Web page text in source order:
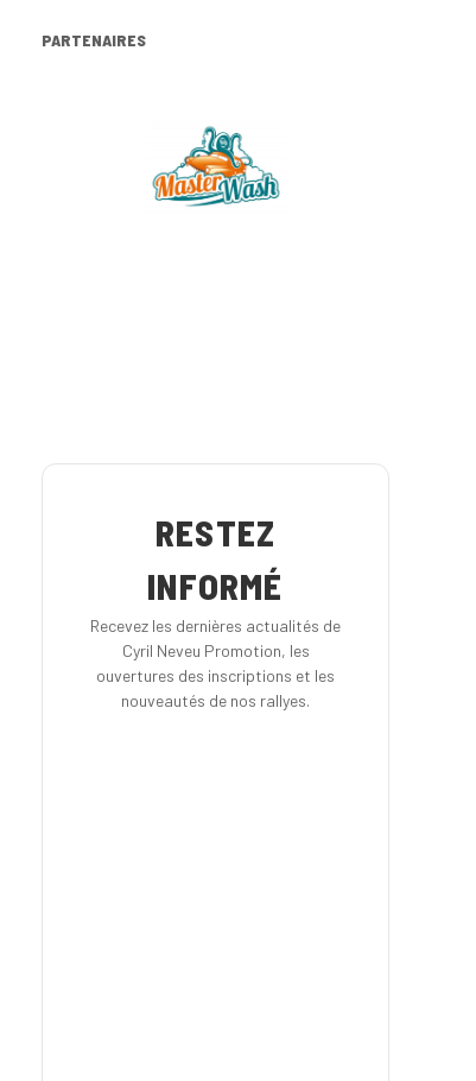
PARTENAIRES
RESTEZ
INFORMÉ
Recevez les dernières actualités de
Cyril Neveu Promotion, les
ouvertures des inscriptions et les
nouveautés de nos rallyes.